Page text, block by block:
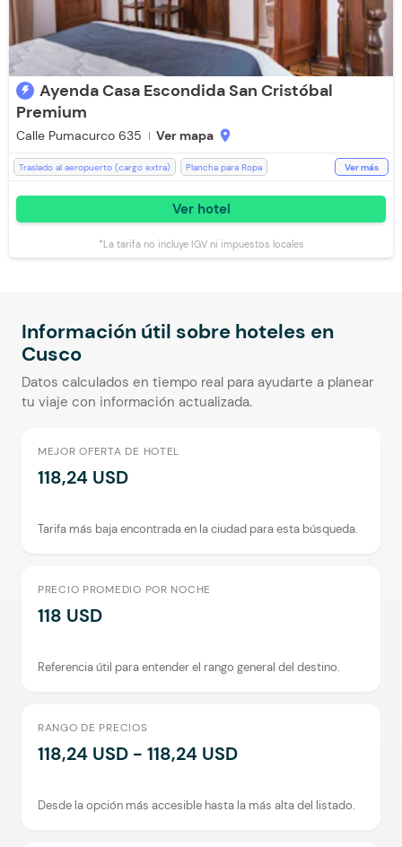
Ayenda Casa Escondida San Cristóbal
Premium
Calle Pumacurco 635 Ver mapa location_on
Traslado al aeropuerto (cargo extra)
Plancha para Ropa
Espacios Impecables
Zona de fumadores
Aceptan Niños Baño Privado
Ducha
Ver más
Ver hotel
*La tarifa no incluye IGV ni impuestos locales
Información útil sobre hoteles en
Cusco
Datos calculados en tiempo real para ayudarte a planear
tu viaje con información actualizada.
MEJOR OFERTA DE HOTEL
118,24 USD
Tarifa más baja encontrada en la ciudad para esta búsqueda.
PRECIO PROMEDIO POR NOCHE
118 USD
Referencia útil para entender el rango general del destino.
RANGO DE PRECIOS
118,24 USD - 118,24 USD
Desde la opción más accesible hasta la más alta del listado.